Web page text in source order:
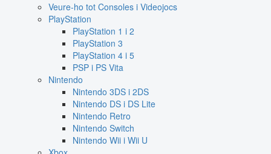
Veure-ho tot Consoles i Videojocs
PlayStation
PlayStation 1 i 2
PlayStation 3
PlayStation 4 i 5
PSP i PS Vita
Nintendo
Nintendo 3DS i 2DS
Nintendo DS i DS Lite
Nintendo Retro
Nintendo Switch
Nintendo Wii i Wii U